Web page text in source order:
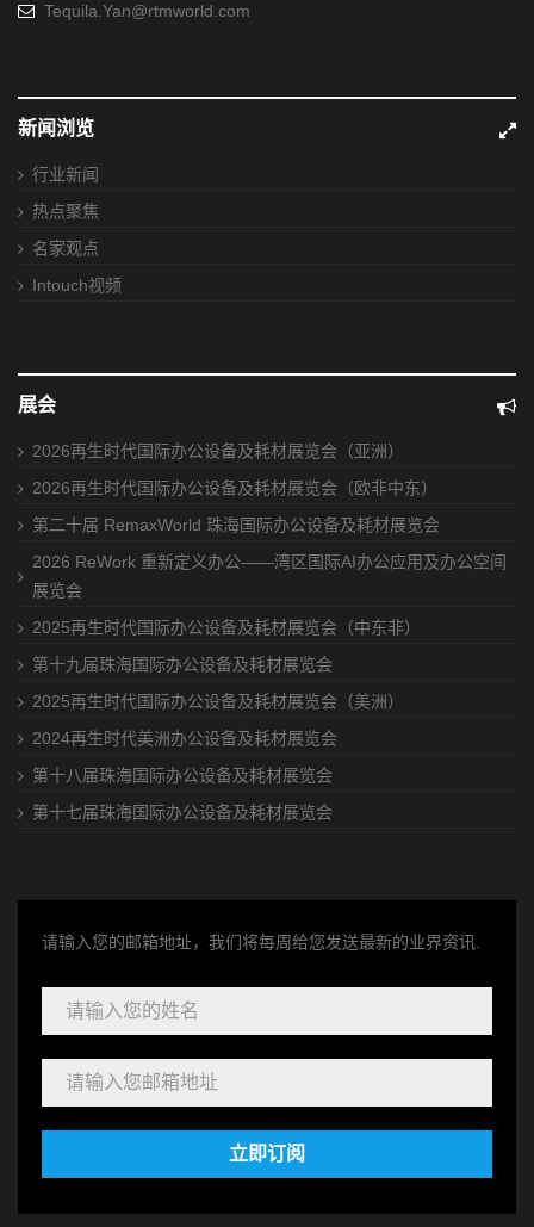
Tequila.Yan@rtmworld.com
新闻浏览
行业新闻
热点聚焦
名家观点
Intouch视频
展会
2026再生时代国际办公设备及耗材展览会（亚洲）
2026再生时代国际办公设备及耗材展览会（欧非中东）
第二十届 RemaxWorld 珠海国际办公设备及耗材展览会
2026 ReWork 重新定义办公——湾区国际AI办公应用及办公空间
展览会
2025再生时代国际办公设备及耗材展览会（中东非）
第十九届珠海国际办公设备及耗材展览会
2025再生时代国际办公设备及耗材展览会（美洲）
2024再生时代美洲办公设备及耗材展览会
第十八届珠海国际办公设备及耗材展览会
第十七届珠海国际办公设备及耗材展览会
请输入您的邮箱地址，我们将每周给您发送最新的业界资讯.
立即订阅